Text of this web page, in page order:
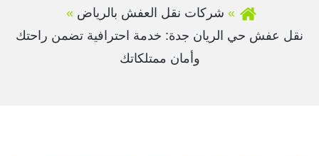
شركات نقل العفش بالرياض
نقل عفش حي الريان جدة: خدمة احترافية تضمن راحتك
وأمان ممتلكاتك